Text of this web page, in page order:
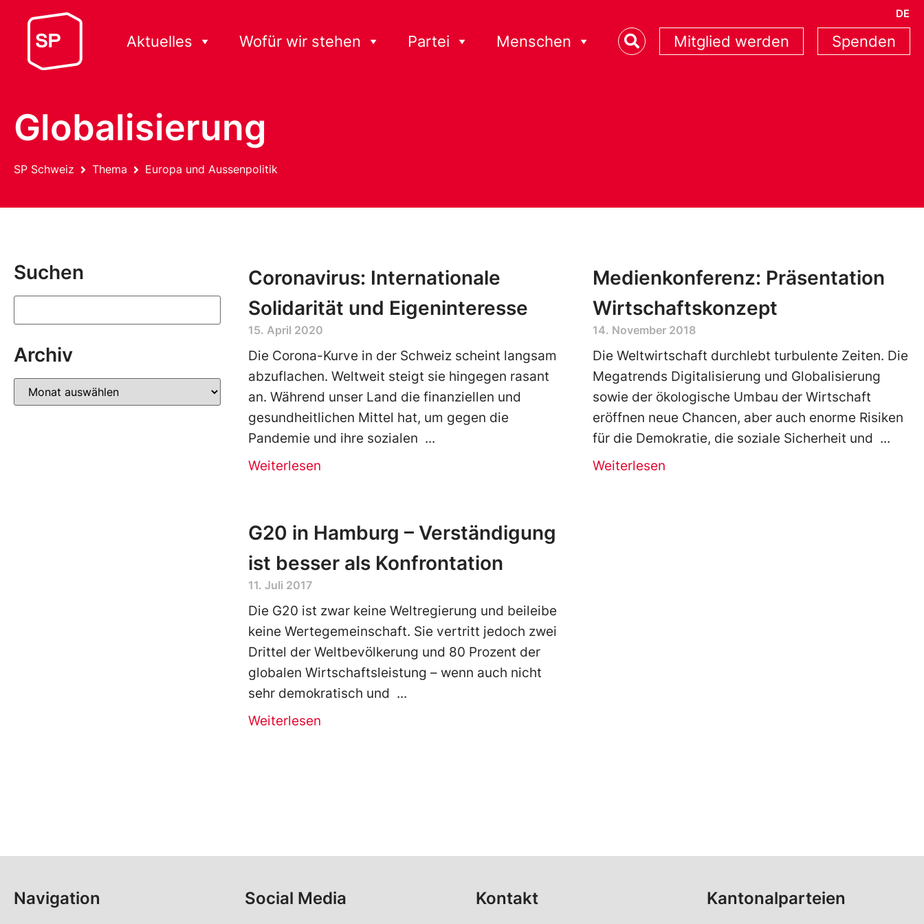
DE
Aktuelles Wofür wir stehen Partei Menschen Mitglied werden Spenden
Globalisierung
SP Schweiz Thema Europa und Aussenpolitik
Suchen
Archiv
Coronavirus: Internationale
Solidarität und Eigeninteresse
15. April 2020
Die Corona-Kurve in der Schweiz scheint langsam
abzuflachen. Weltweit steigt sie hingegen rasant
an. Während unser Land die finanziellen und
gesundheitlichen Mittel hat, um gegen die
Pandemie und ihre sozialen
Weiterlesen
Medienkonferenz: Präsentation
Wirtschaftskonzept
14. November 2018
Die Weltwirtschaft durchlebt turbulente Zeiten. Die
Megatrends Digitalisierung und Globalisierung
sowie der ökologische Umbau der Wirtschaft
eröffnen neue Chancen, aber auch enorme Risiken
für die Demokratie, die soziale Sicherheit und
Weiterlesen
G20 in Hamburg – Verständigung
ist besser als Konfrontation
11. Juli 2017
Die G20 ist zwar keine Weltregierung und beileibe
keine Wertegemeinschaft. Sie vertritt jedoch zwei
Drittel der Weltbevölkerung und 80 Prozent der
globalen Wirtschaftsleistung – wenn auch nicht
sehr demokratisch und
Weiterlesen
Navigation Social Media Kontakt Kantonalparteien